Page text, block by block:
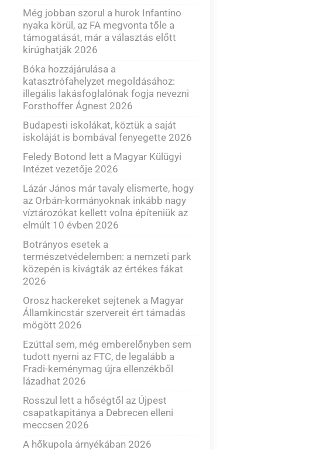
Még jobban szorul a hurok Infantino
nyaka körül, az FA megvonta tőle a
támogatását, már a választás előtt
kirúghatják 2026
Bóka hozzájárulása a
katasztrófahelyzet megoldásához:
illegális lakásfoglalónak fogja nevezni
Forsthoffer Ágnest 2026
Budapesti iskolákat, köztük a saját
iskoláját is bombával fenyegette 2026
Feledy Botond lett a Magyar Külügyi
Intézet vezetője 2026
Lázár János már tavaly elismerte, hogy
az Orbán-kormányoknak inkább nagy
víztározókat kellett volna építeniük az
elmúlt 10 évben 2026
Botrányos esetek a
természetvédelemben: a nemzeti park
közepén is kivágták az értékes fákat
2026
Orosz hackereket sejtenek a Magyar
Államkincstár szervereit ért támadás
mögött 2026
Ezúttal sem, még emberelőnyben sem
tudott nyerni az FTC, de legalább a
Fradi-keménymag újra ellenzékből
lázadhat 2026
Rosszul lett a hőségtől az Újpest
csapatkapitánya a Debrecen elleni
meccsen 2026
A hőkupola árnyékában 2026